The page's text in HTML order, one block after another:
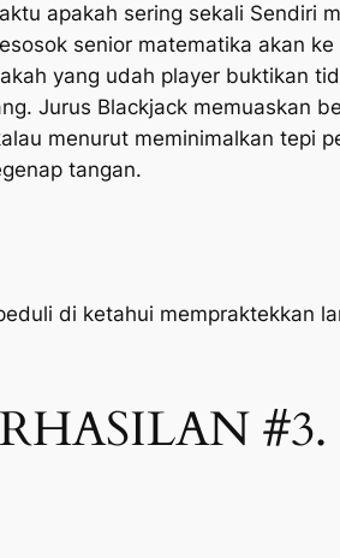
apakah sering sekali Sendiri
senior matematika akan
yang udah player buktikan
Jurus Blackjack memuaskan
menurut meminimalkan tepi
tangan.
di ketahui mempraktekkan